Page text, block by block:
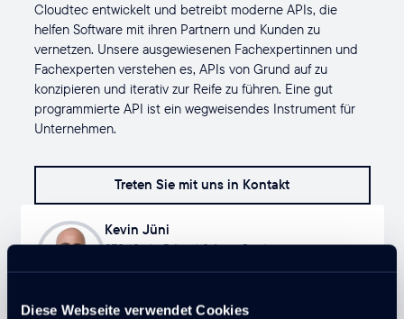
Diese Webseite verwendet Cookies
Cloudtec entwickelt und betreibt moderne APIs, die
helfen Software mit ihren Partnern und Kunden zu
vernetzen. Unsere ausgewiesenen Fachexpertinnen und
Fachexperten verstehen es, APIs von Grund auf zu
konzipieren und iterativ zur Reife zu führen. Eine gut
programmierte API ist ein wegweisendes Instrument für
Unternehmen.
Treten Sie mit uns in Kontakt
Kevin Jüni
CTO / Senior Fullstack Software Developer
Kevin kontaktieren